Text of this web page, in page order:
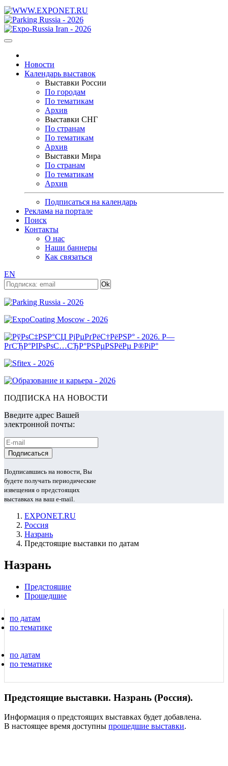
Новости
Календарь выставок
Выставки России
По городам
По тематикам
Архив
Выставки СНГ
По странам
По тематикам
Архив
Выставки Мира
По странам
По тематикам
Архив
Подписаться на календарь
Реклама на портале
Поиск
Контакты
О нас
Наши баннеры
Как связаться
EN
ПОДПИСКА НА НОВОСТИ
Введите адрес Вашей
электронной почты:
Подписавшись на новости, Вы
будете получать периодические
извещения о предстоящих
выставках на ваш e-mail.
EXPONET.RU
Россия
Назрань
Предстоящие выставки по датам
Назрань
Предстоящие
Прошедшие
по датам
по тематике
по датам
по тематике
Предстоящие выставки. Назрань (Россия).
Информация о предстоящих выставках будет добавлена.
В настоящее время доступны прошедшие выставки.